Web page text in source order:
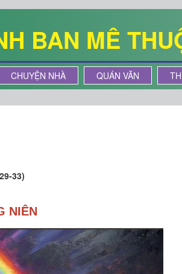
BAN MÊ
CHUYỆN NHÀ QUÁN VĂN
33)
NIÊN